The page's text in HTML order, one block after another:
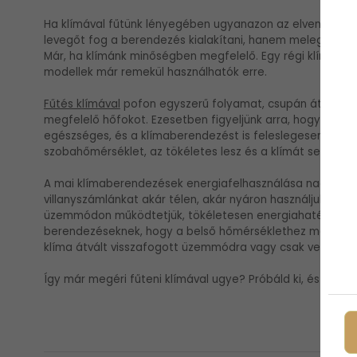
Ha klímával fűtünk lényegében ugyanazon az elven
levegőt fog a berendezés kialakítani, hanem meleget,
Már, ha klímánk minőségben megfelelő. Egy régi
modellek már remekül használhatók erre.
Fűtés klímával pofon egyszerű folyamat, csupán át kell
megfelelő hőfokot. Ezesetben figyeljünk arra, hogy
egészséges, és a klímaberendezést is feleslegesen
szobahőmérséklet, az tökéletes lesz és a klímát sem
A mai klímaberendezések energiafelhasználása nagyon
villanyszámlánkat akár télen, akár nyáron használjuk. A
üzemmódon működtetjük, tökéletesen energiahatékony
berendezéseknek, hogy a belső hőmérséklethez
klíma átvált visszafogott üzemmódra vagy csak
Így már megéri fűteni klímával ugye? Próbáld ki, és nem